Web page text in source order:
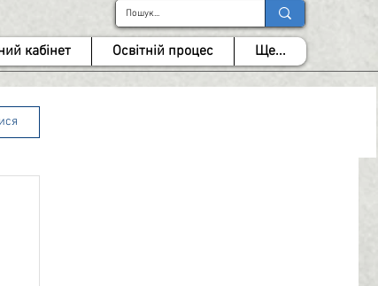
кабінет Освітній процес Ще...